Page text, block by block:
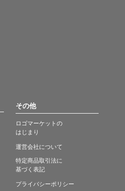
その他
ロゴマーケットの
はじまり
運営会社について
特定商品取引法に
基づく表記
プライバシーポリシー